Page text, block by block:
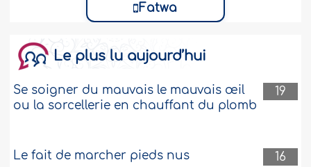
Fatwa
Le plus lu aujourd’hui
19
Se soigner du mauvais le mauvais œil
ou la sorcellerie en chauffant du plomb
16
Le fait de marcher pieds nus